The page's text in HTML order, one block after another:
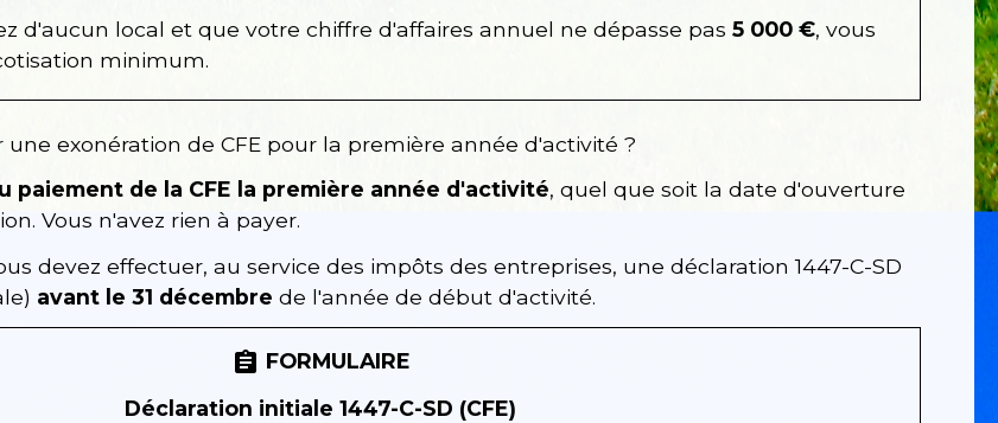
d'aucun local et que votre chiffre d'affaires annuel ne dépasse pas 5 000 €, vous
minimum.
exonération de CFE pour la première année d'activité ?
paiement de la CFE la première année d'activité, quel que soit la date d'ouverture
Vous n'avez rien à payer.
devez effectuer, au service des impôts des entreprises, une déclaration 1447-C-SD
avant le 31 décembre de l'année de début d'activité.
assignment FORMULAIRE
Déclaration initiale 1447-C-SD (CFE)